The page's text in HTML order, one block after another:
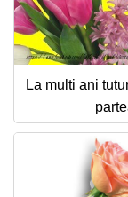
La multi ani